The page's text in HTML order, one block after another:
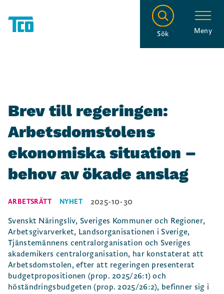
Sök Meny
Brev till regeringen:
Arbetsdomstolens
ekonomiska situation –
behov av ökade anslag
ARBETSRÄTT NYHET
2025-10-30
Svenskt Näringsliv, Sveriges Kommuner och Regioner,
Arbetsgivarverket, Landsorganisationen i Sverige,
Tjänstemännens centralorganisation och Sveriges
akademikers centralorganisation, har konstaterat att
Arbetsdomstolen, efter att regeringen presenterat
budgetpropositionen (prop. 2025/26:1) och
höständringsbudgeten (prop. 2025/26:2), befinner sig i